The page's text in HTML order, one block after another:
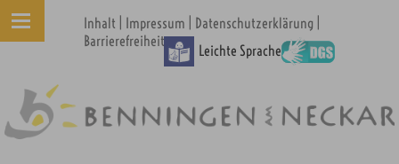
Leichte Sprache
Inhalt Impressum Datenschutzerklärung
Barrierefreiheit